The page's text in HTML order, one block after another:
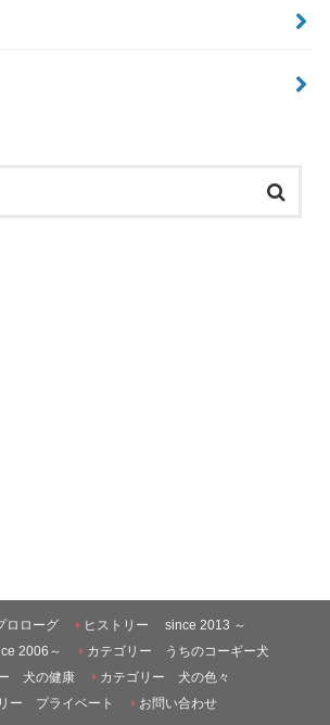
ロローグ
ヒストリー since 2013 ～
2006～
カテゴリー うちのコーギー犬
犬の健康
カテゴリー 犬の色々
ー プライベート
お問い合わせ